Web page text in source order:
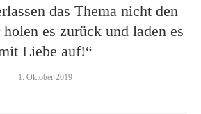
das Thema nicht den
es zurück und laden es
Liebe auf!“
1. Oktober 2019